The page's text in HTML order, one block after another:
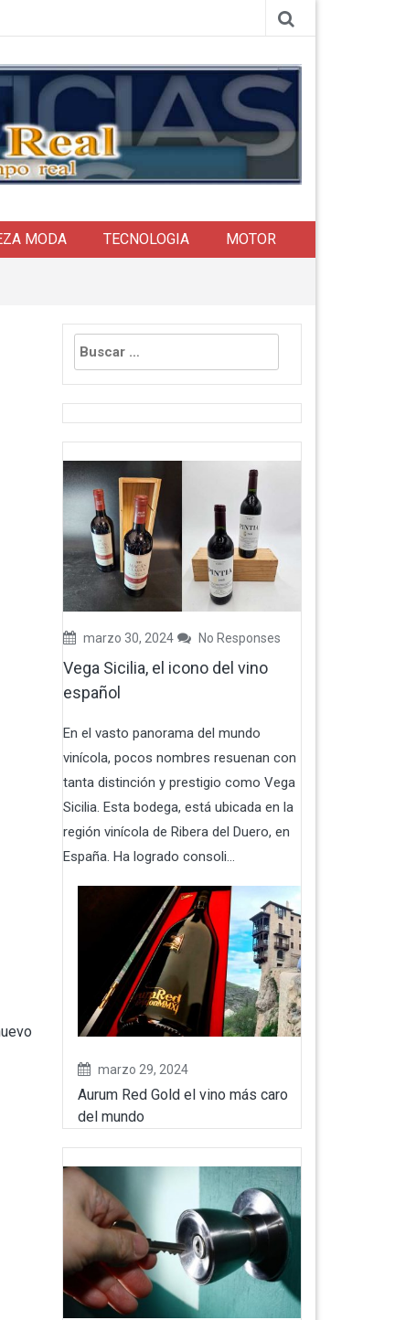
MODA TECNOLOGIA MOTOR
Buscar:
marzo 30, 2024 No Responses
Vega Sicilia, el icono del vino
español
En el vasto panorama del mundo
vinícola, pocos nombres resuenan con
tanta distinción y prestigio como Vega
Sicilia. Esta bodega, está ubicada en la
región vinícola de Ribera del Duero, en
España. Ha logrado consoli...
marzo 29, 2024
Aurum Red Gold el vino más caro
del mundo